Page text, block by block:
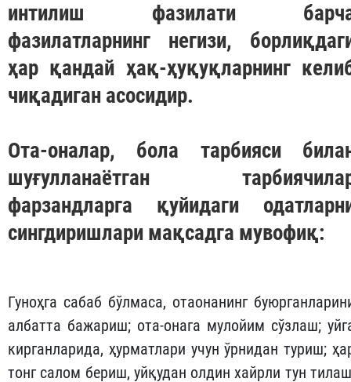
интилиш фазилати
фазилатларнинг негизи,
ҳар қандай ҳақ-ҳуқуқларнинг
чиқадиган асосидир.
Ота-оналар, бола тарбияси
шуғулланаётган
фарзандларга қуйидаги
сингдиришлари мақсадга мувофиқ:
Гуноҳга сабаб бўлмаса, отаонанинг
албатта бажариш; ота-онага мулойим сўзлаш;
кирганларида, ҳурматлари учун ўрнидан туриш;
тонг салом бериш, уйқудан олдин хайрли тун